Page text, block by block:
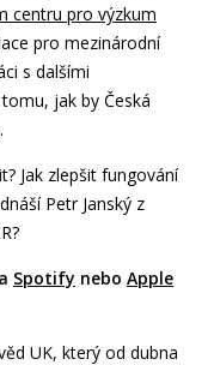
centru pro výzkum
pro mezinárodní
s dalšími
jak by Česká
Jak zlepšit fungování
Petr Janský z
Spotify nebo Apple
UK, který od dubna